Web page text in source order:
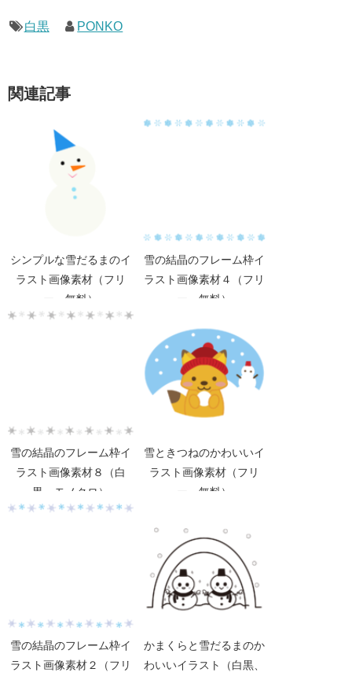
白黒 PONKO
関連記事
シンプルな雪だるまのイ
ラスト画像素材（フリ
ー、無料）
雪の結晶のフレーム枠イ
ラスト画像素材４（フリ
ー、無料）
雪の結晶のフレーム枠イ
ラスト画像素材８（白
黒、モノクロ）
雪ときつねのかわいいイ
ラスト画像素材（フリ
ー、無料）
雪の結晶のフレーム枠イ
ラスト画像素材２（フリ
かまくらと雪だるまのか
わいいイラスト（白黒、